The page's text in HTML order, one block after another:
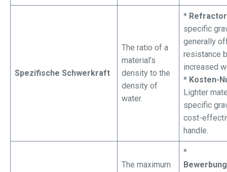
Spezifische Schwerkraft
The ratio of a
material’s
density to the
density of
water.
*
specific
generally
resistance
increased
* Kosten-
Lighter
specific
cost-
handle.
The maximum
*